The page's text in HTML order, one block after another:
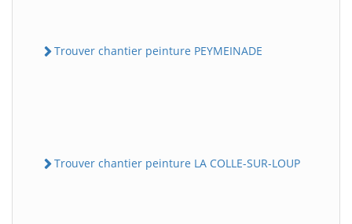
Trouver chantier peinture PEYMEINADE
Trouver chantier peinture LA COLLE-SUR-LOUP